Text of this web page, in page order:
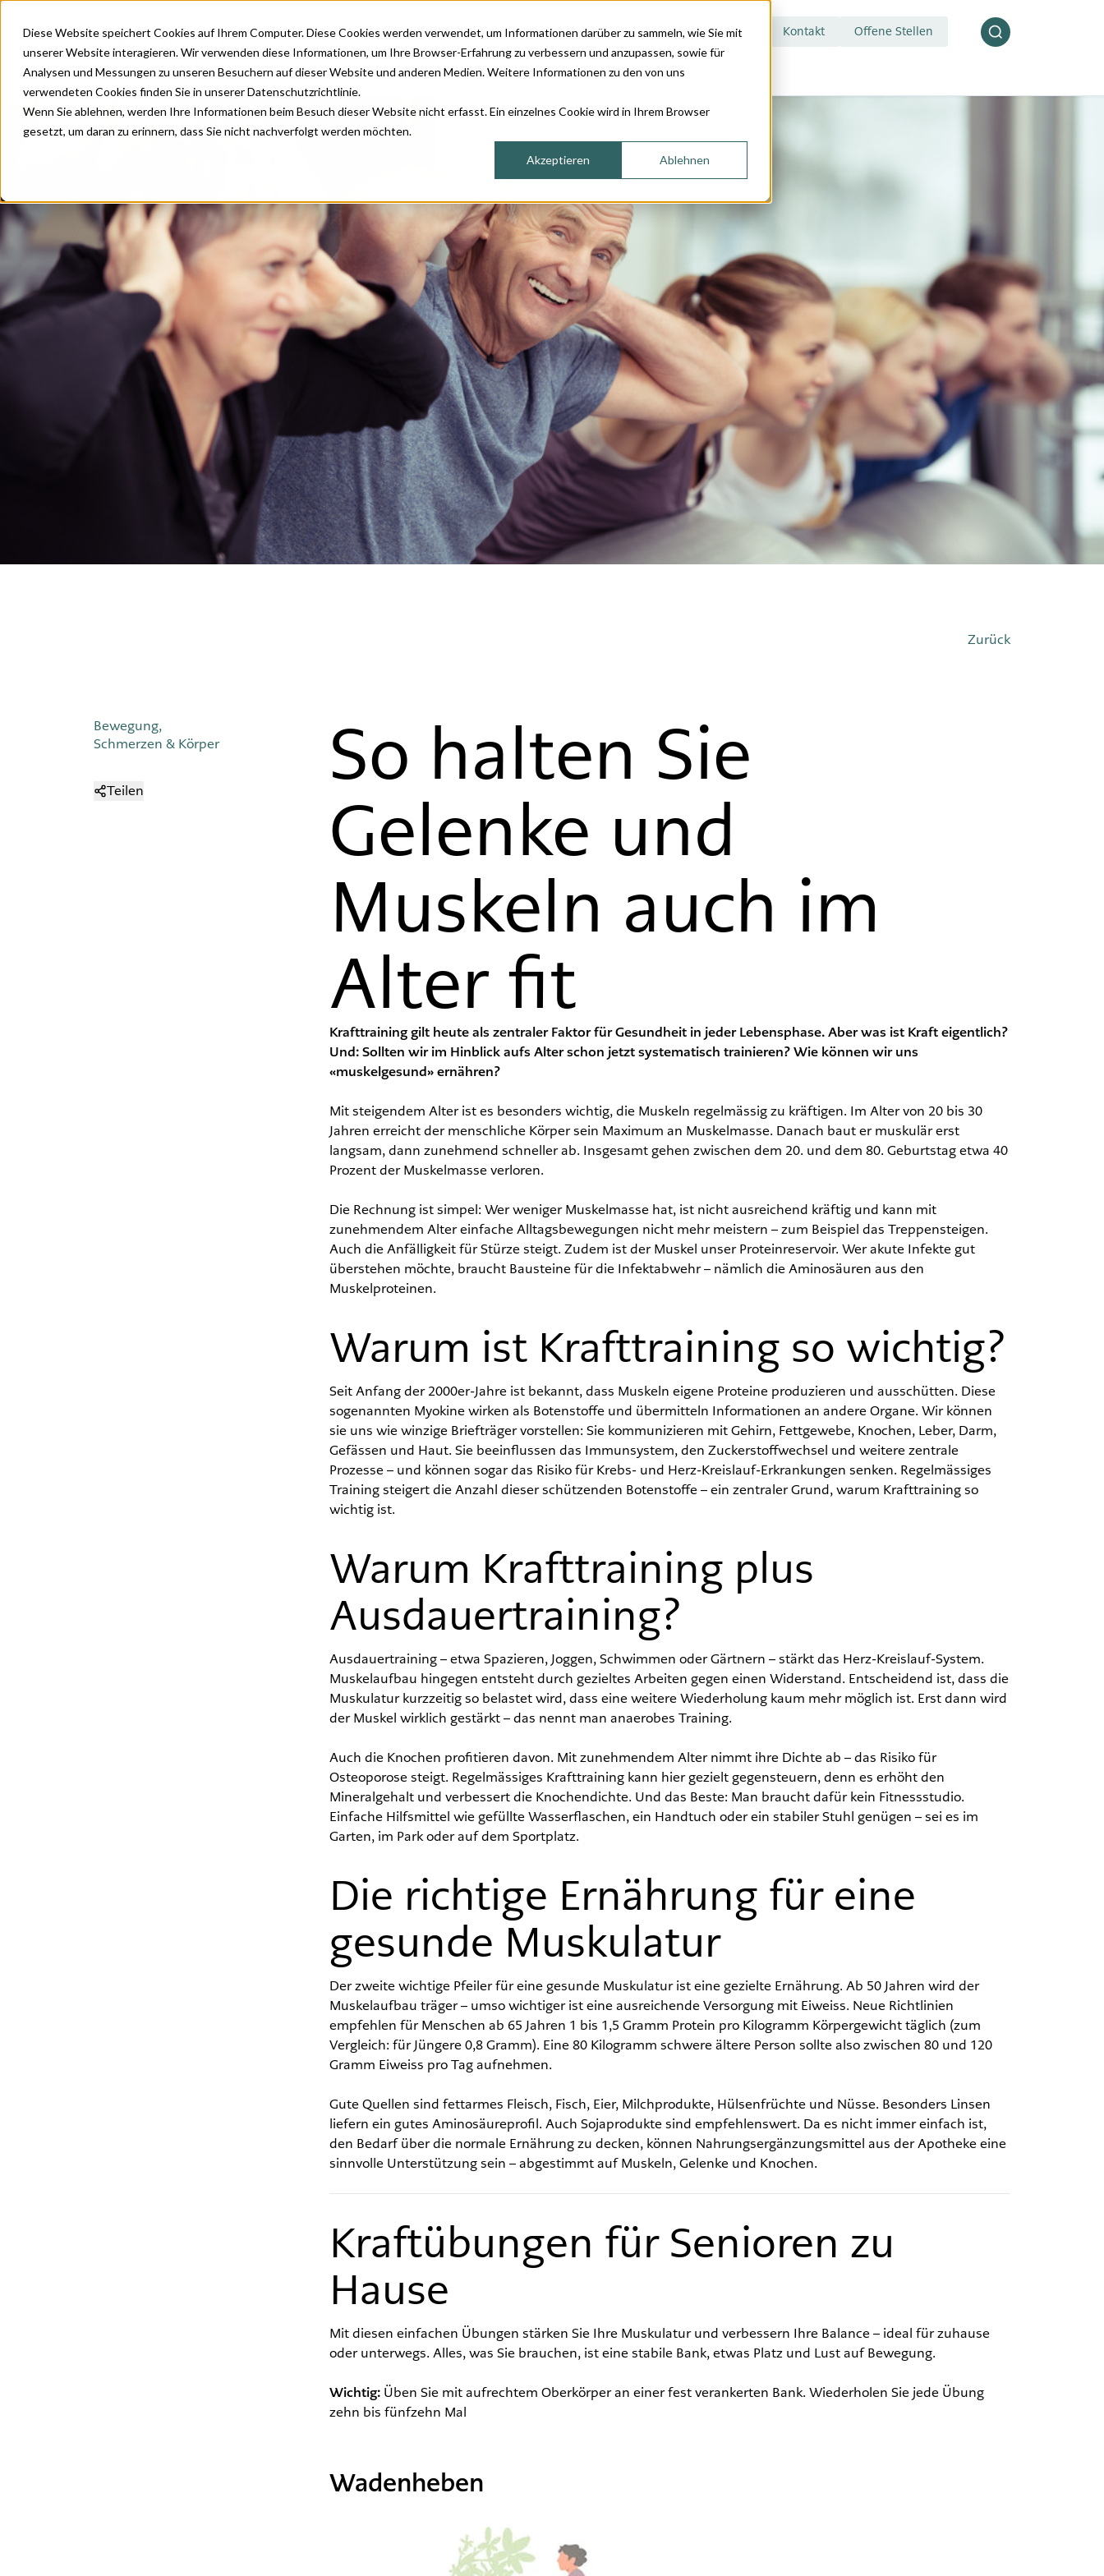
Diese Website speichert Cookies auf Ihrem Computer. Diese Cookies werden verwendet, um Informationen darüber zu sammeln, wie Sie mit
unserer Website interagieren. Wir verwenden diese Informationen, um Ihre Browser-Erfahrung zu verbessern und anzupassen, sowie für
Analysen und Messungen zu unseren Besuchern auf dieser Website und anderen Medien. Weitere Informationen zu den von uns
verwendeten Cookies finden Sie in unserer Datenschutzrichtlinie.
Wenn Sie ablehnen, werden Ihre Informationen beim Besuch dieser Website nicht erfasst. Ein einzelnes Cookie wird in Ihrem Browser
gesetzt, um daran zu erinnern, dass Sie nicht nachverfolgt werden möchten.
Akzeptieren Ablehnen
Kontakt Offene Stellen
StandorteDienstleistungen
Grippe
Covid-19
Zecke (FSME)
Gürtelrose
Diphtherie-Tetanus-
Pertussis
Pneumokokken
Reiseimpfungen
Tollwut
Abgabe rezeptpflichtiger
Medikamente
Augenbeschwerden
Erektionsbeschwerden
Harnwegsbeschwerden
Hautbeschwerden
Heuschnupfen und
Allergien
Magen-Darm-
Beschwerden
Ohrenbeschwerden
Blutzuckermessung
Blutwertanalyse
Cholesterinmessung
Herzcheck
Hörtest
Ohrspülung
Blisterservice
Individuelle
Mikronährstoffmischung
Komplementärberatung
Kompressionsstrümpfe
Ohrlochstechen
Wundversorgung
SortimentMagazin
Kundenmagazin «'s
Heftpflaster»
Gesundheitsratgeber
Über uns
Zurück
Bewegung,
Schmerzen & Körper
Teilen So halten Sie
Gelenke und
Muskeln auch im
Alter fit
Krafttraining gilt heute als zentraler Faktor für Gesundheit in jeder Lebensphase. Aber was ist Kraft eigentlich?
Und: Sollten wir im Hinblick aufs Alter schon jetzt systematisch trainieren? Wie können wir uns
«muskelgesund» ernähren?
Mit steigendem Alter ist es besonders wichtig, die Muskeln regelmässig zu kräftigen. Im Alter von 20 bis 30
Jahren erreicht der menschliche Körper sein Maximum an Muskelmasse. Danach baut er muskulär erst
langsam, dann zunehmend schneller ab. Insgesamt gehen zwischen dem 20. und dem 80. Geburtstag etwa 40
Prozent der Muskelmasse verloren.
Die Rechnung ist simpel: Wer weniger Muskelmasse hat, ist nicht ausreichend kräftig und kann mit
zunehmendem Alter einfache Alltagsbewegungen nicht mehr meistern – zum Beispiel das Treppensteigen.
Auch die Anfälligkeit für Stürze steigt. Zudem ist der Muskel unser Proteinreservoir. Wer akute Infekte gut
überstehen möchte, braucht Bausteine für die Infektabwehr – nämlich die Aminosäuren aus den
Muskelproteinen.
Warum ist Krafttraining so wichtig?
Seit Anfang der 2000er-Jahre ist bekannt, dass Muskeln eigene Proteine produzieren und ausschütten. Diese
sogenannten Myokine wirken als Botenstoffe und übermitteln Informationen an andere Organe. Wir können
sie uns wie winzige Briefträger vorstellen: Sie kommunizieren mit Gehirn, Fettgewebe, Knochen, Leber, Darm,
Gefässen und Haut. Sie beeinflussen das Immunsystem, den Zuckerstoffwechsel und weitere zentrale
Prozesse – und können sogar das Risiko für Krebs- und Herz-Kreislauf-Erkrankungen senken. Regelmässiges
Training steigert die Anzahl dieser schützenden Botenstoffe – ein zentraler Grund, warum Krafttraining so
wichtig ist.
Warum Krafttraining plus
Ausdauertraining?
Ausdauertraining – etwa Spazieren, Joggen, Schwimmen oder Gärtnern – stärkt das Herz-Kreislauf-System.
Muskelaufbau hingegen entsteht durch gezieltes Arbeiten gegen einen Widerstand. Entscheidend ist, dass die
Muskulatur kurzzeitig so belastet wird, dass eine weitere Wiederholung kaum mehr möglich ist. Erst dann wird
der Muskel wirklich gestärkt – das nennt man anaerobes Training.
Auch die Knochen profitieren davon. Mit zunehmendem Alter nimmt ihre Dichte ab – das Risiko für
Osteoporose steigt. Regelmässiges Krafttraining kann hier gezielt gegensteuern, denn es erhöht den
Mineralgehalt und verbessert die Knochendichte. Und das Beste: Man braucht dafür kein Fitnessstudio.
Einfache Hilfsmittel wie gefüllte Wasserflaschen, ein Handtuch oder ein stabiler Stuhl genügen – sei es im
Garten, im Park oder auf dem Sportplatz.
Die richtige Ernährung für eine
gesunde Muskulatur
Der zweite wichtige Pfeiler für eine gesunde Muskulatur ist eine gezielte Ernährung. Ab 50 Jahren wird der
Muskelaufbau träger – umso wichtiger ist eine ausreichende Versorgung mit Eiweiss. Neue Richtlinien
empfehlen für Menschen ab 65 Jahren 1 bis 1,5 Gramm Protein pro Kilogramm Körpergewicht täglich (zum
Vergleich: für Jüngere 0,8 Gramm). Eine 80 Kilogramm schwere ältere Person sollte also zwischen 80 und 120
Gramm Eiweiss pro Tag aufnehmen.
Gute Quellen sind fettarmes Fleisch, Fisch, Eier, Milchprodukte, Hülsenfrüchte und Nüsse. Besonders Linsen
liefern ein gutes Aminosäureprofil. Auch Sojaprodukte sind empfehlenswert. Da es nicht immer einfach ist,
den Bedarf über die normale Ernährung zu decken, können Nahrungsergänzungsmittel aus der Apotheke eine
sinnvolle Unterstützung sein – abgestimmt auf Muskeln, Gelenke und Knochen.
Kraftübungen für Senioren zu
Hause
Mit diesen einfachen Übungen stärken Sie Ihre Muskulatur und verbessern Ihre Balance – ideal für zuhause
oder unterwegs. Alles, was Sie brauchen, ist eine stabile Bank, etwas Platz und Lust auf Bewegung.
Wichtig:Üben Sie mit aufrechtem Oberkörper an einer fest verankerten Bank. Wiederholen Sie jede Übung
zehn bis fünfzehn Mal
Wadenheben